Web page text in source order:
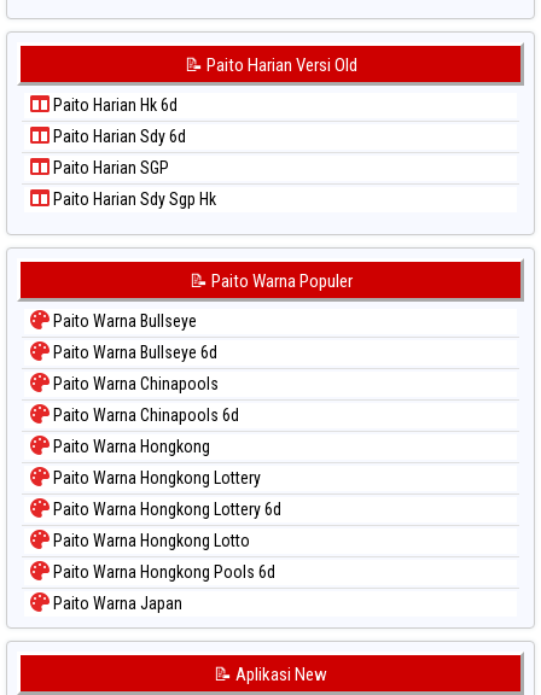
📝 Paito Harian Versi Old
Paito Harian Hk 6d
Paito Harian Sdy 6d
Paito Harian SGP
Paito Harian Sdy Sgp Hk
📝 Paito Warna Populer
Paito Warna Bullseye
Paito Warna Bullseye 6d
Paito Warna Chinapools
Paito Warna Chinapools 6d
Paito Warna Hongkong
Paito Warna Hongkong Lottery
Paito Warna Hongkong Lottery 6d
Paito Warna Hongkong Lotto
Paito Warna Hongkong Pools 6d
Paito Warna Japan
Paito Warna Japan 6d
📝 Aplikasi New